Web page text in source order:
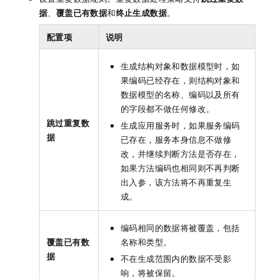
据、 覆盖已有数据和终止生成数据。
配置项 说明
跳过重复数
据
生成结构对象和数据模型时，如
果编码已经存在，则结构对象和
数据模型的名称、编码以及所有
的字段都不做任何修改。
生成应用服务时，如果服务编码
已存在，服务本身信息不做修
改，并继续判断方法是否存在，
如果方法编码也相同则不再判断
出入参，该方法将不再重复生
成。
覆盖已有数
据
编码相同的数据将被覆盖，包括
名称和类型。
不在生成范围内的数据不受影
响，将被保留。